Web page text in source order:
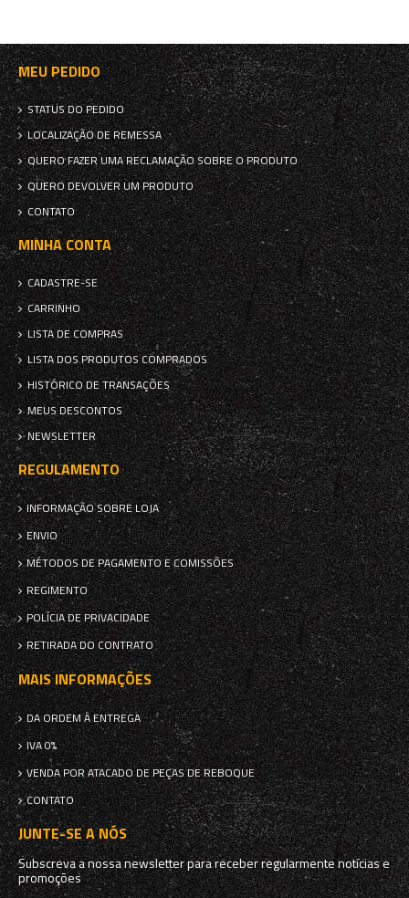
MEU PEDIDO
STATUS DO PEDIDO
LOCALIZAÇÃO DE REMESSA
QUERO FAZER UMA RECLAMAÇÃO SOBRE O PRODUTO
QUERO DEVOLVER UM PRODUTO
CONTATO
MINHA CONTA
CADASTRE-SE
CARRINHO
LISTA DE COMPRAS
LISTA DOS PRODUTOS COMPRADOS
HISTÓRICO DE TRANSAÇÕES
MEUS DESCONTOS
NEWSLETTER
REGULAMENTO
INFORMAÇÃO SOBRE LOJA
ENVIO
MÉTODOS DE PAGAMENTO E COMISSÕES
REGIMENTO
POLÍCIA DE PRIVACIDADE
RETIRADA DO CONTRATO
MAIS INFORMAÇÕES
DA ORDEM À ENTREGA
IVA 0%
VENDA POR ATACADO DE PEÇAS DE REBOQUE
CONTATO
JUNTE-SE A NÓS
Subscreva a nossa newsletter para receber regularmente notícias e
promoções